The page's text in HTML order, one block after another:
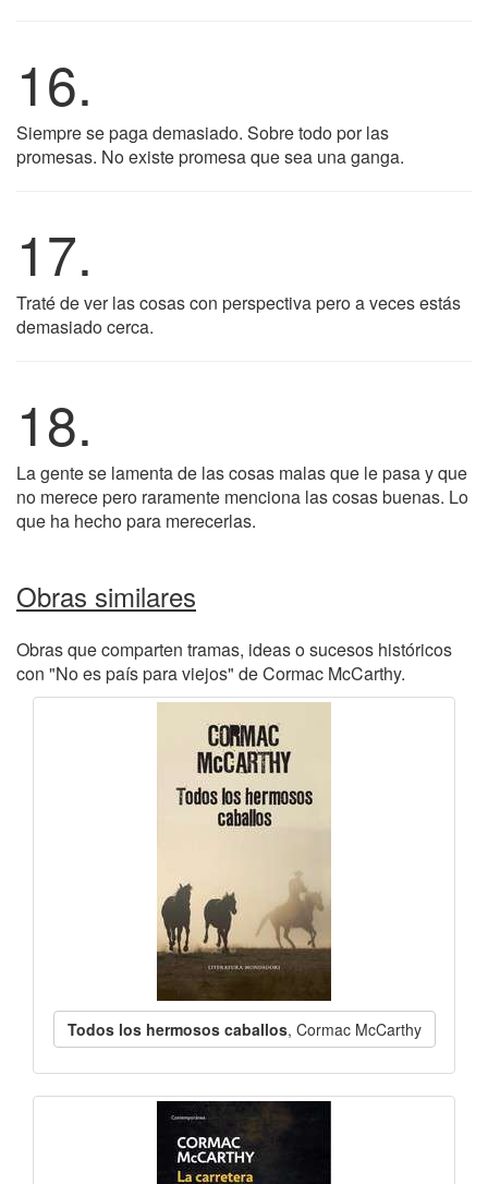
16.
Siempre se paga demasiado. Sobre todo por las
promesas. No existe promesa que sea una ganga.
17.
Traté de ver las cosas con perspectiva pero a veces estás
demasiado cerca.
18.
La gente se lamenta de las cosas malas que le pasa y que
no merece pero raramente menciona las cosas buenas. Lo
que ha hecho para merecerlas.
Obras similares
Obras que comparten tramas, ideas o sucesos históricos
con "No es país para viejos" de Cormac McCarthy.
Todos los hermosos caballos, Cormac McCarthy